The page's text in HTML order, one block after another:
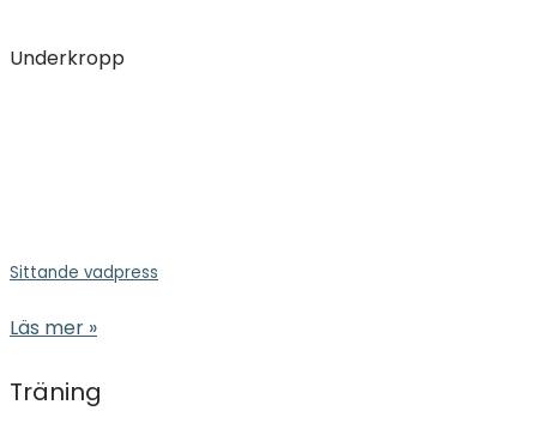
Underkropp
Sittande vadpress
Läs mer »
Träning